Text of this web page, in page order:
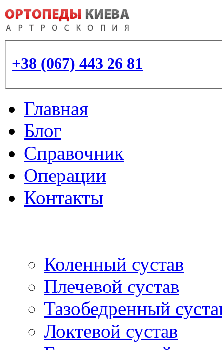
+38 (067) 443 26 81
Главная
Блог
Справочник
Операции
Контакты
Коленный сустав
Плечевой сустав
Тазобедренный
Локтевой сустав